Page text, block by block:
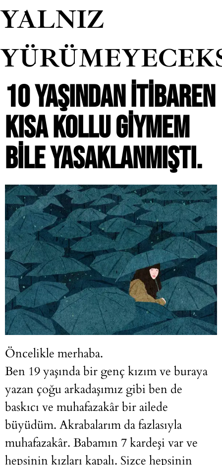
YALNIZ
10 YAŞINDAN ITIBAREN
KISA KOLLU GIYMEM
BILE YASAKLANMIŞTI.
Öncelikle merhaba.
Ben 19 yaşında bir genç kızım ve buraya
yazan çoğu arkadaşımız gibi ben de
baskıcı ve muhafazakâr bir ailede
büyüdüm. Akrabalarım da fazlasıyla
muhafazakâr. Babamın 7 kardeşi var ve
hepsinin kızları kapalı. Sizce hepsinin